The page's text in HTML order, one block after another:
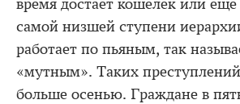
время достает кошелек или
самой низшей ступени
работает по пьяным, так
«мутным». Таких
больше осенью. Граждане в